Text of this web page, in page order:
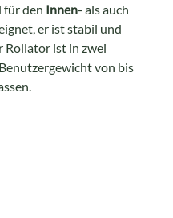
für den Innen-als auch
er ist stabil und
Rollator ist in zwei
von bis